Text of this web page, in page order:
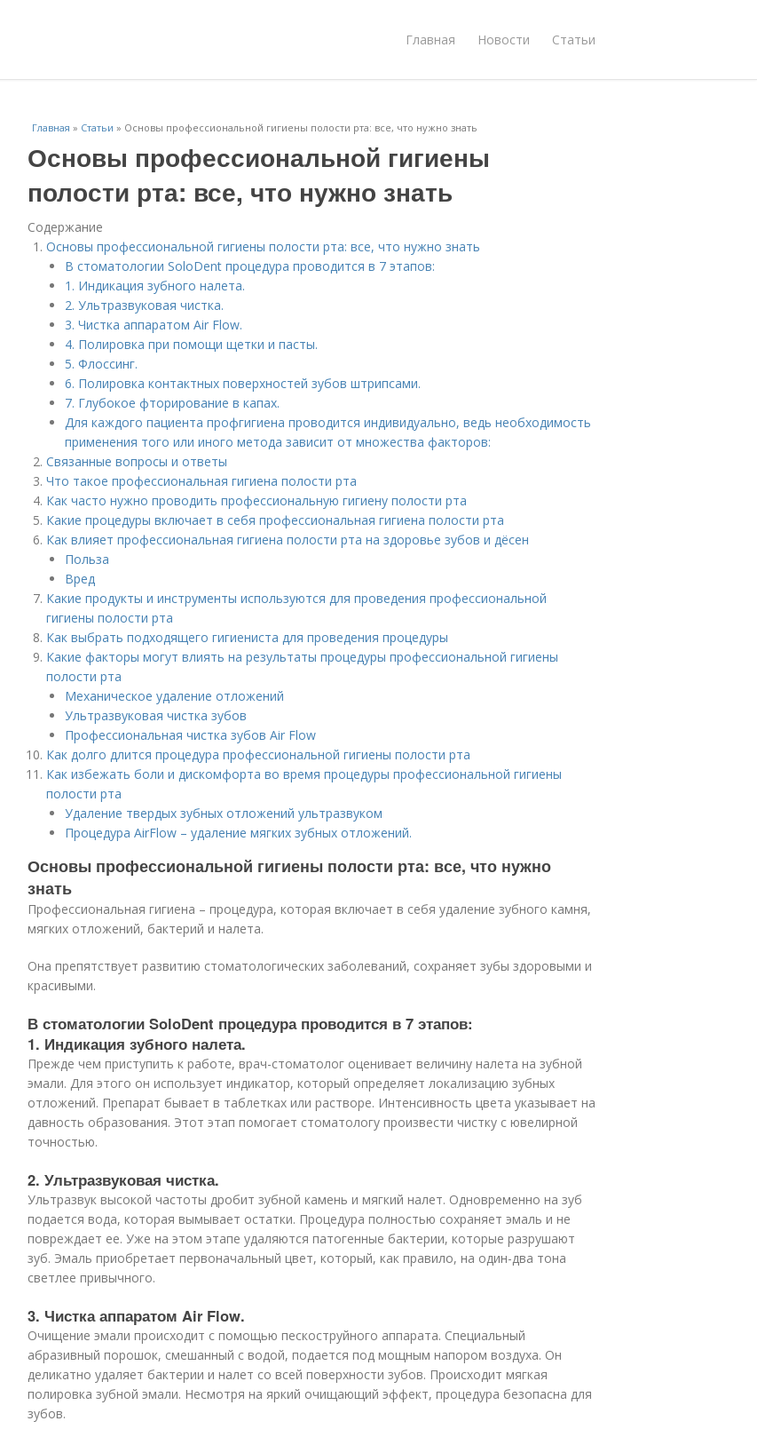
Главная Новости Статьи
Главная » Статьи » Основы профессиональной гигиены полости рта: все, что нужно знать
Основы профессиональной гигиены
полости рта: все, что нужно знать
Содержание
Основы профессиональной гигиены полости рта: все, что нужно знать
В стоматологии SoloDent процедура проводится в 7 этапов:
1. Индикация зубного налета.
2. Ультразвуковая чистка.
3. Чистка аппаратом Air Flow.
4. Полировка при помощи щетки и пасты.
5. Флоссинг.
6. Полировка контактных поверхностей зубов штрипсами.
7. Глубокое фторирование в капах.
Для каждого пациента профгигиена проводится индивидуально, ведь необходимость
применения того или иного метода зависит от множества факторов:
Связанные вопросы и ответы
Что такое профессиональная гигиена полости рта
Как часто нужно проводить профессиональную гигиену полости рта
Какие процедуры включает в себя профессиональная гигиена полости рта
Как влияет профессиональная гигиена полости рта на здоровье зубов и дёсен
Польза
Вред
Какие продукты и инструменты используются для проведения профессиональной
гигиены полости рта
Как выбрать подходящего гигиениста для проведения процедуры
Какие факторы могут влиять на результаты процедуры профессиональной гигиены
полости рта
Механическое удаление отложений
Ультразвуковая чистка зубов
Профессиональная чистка зубов Air Flow
Как долго длится процедура профессиональной гигиены полости рта
Как избежать боли и дискомфорта во время процедуры профессиональной гигиены
полости рта
Удаление твердых зубных отложений ультразвуком
Процедура AirFlow – удаление мягких зубных отложений.
Основы профессиональной гигиены полости рта: все, что нужно
знать
Профессиональная гигиена – процедура, которая включает в себя удаление зубного камня,
мягких отложений, бактерий и налета.
Она препятствует развитию стоматологических заболеваний, сохраняет зубы здоровыми и
красивыми.
В стоматологии SoloDent процедура проводится в 7 этапов:
1. Индикация зубного налета.
Прежде чем приступить к работе, врач-стоматолог оценивает величину налета на зубной
эмали. Для этого он использует индикатор, который определяет локализацию зубных
отложений. Препарат бывает в таблетках или растворе. Интенсивность цвета указывает на
давность образования. Этот этап помогает стоматологу произвести чистку с ювелирной
точностью.
2. Ультразвуковая чистка.
Ультразвук высокой частоты дробит зубной камень и мягкий налет. Одновременно на зуб
подается вода, которая вымывает остатки. Процедура полностью сохраняет эмаль и не
повреждает ее. Уже на этом этапе удаляются патогенные бактерии, которые разрушают
зуб. Эмаль приобретает первоначальный цвет, который, как правило, на один-два тона
светлее привычного.
3. Чистка аппаратом Air Flow.
Очищение эмали происходит с помощью пескоструйного аппарата. Специальный
абразивный порошок, смешанный с водой, подается под мощным напором воздуха. Он
деликатно удаляет бактерии и налет со всей поверхности зубов. Происходит мягкая
полировка зубной эмали. Несмотря на яркий очищающий эффект, процедура безопасна для
зубов.